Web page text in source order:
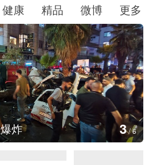
健康 精品 微博 更多
图集
云南弥勒：欢庆火把节 4/6